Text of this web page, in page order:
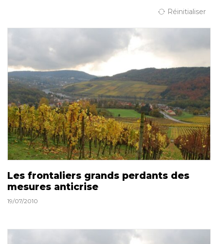
Réinitialiser
Les frontaliers grands perdants des
mesures anticrise
19/07/2010